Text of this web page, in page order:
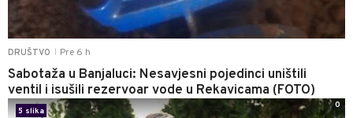
DRUŠTVO Pre 6 h
Sabotaža u Banjaluci: Nesavjesni pojedinci uništili
ventil i isušili rezervoar vode u Rekavicama (FOTO)
5 slika
0